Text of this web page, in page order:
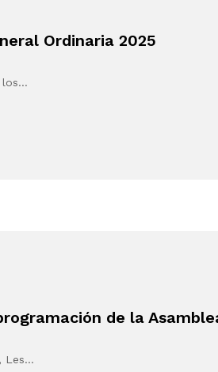
Ordinaria 2025
los…
de la
Les…